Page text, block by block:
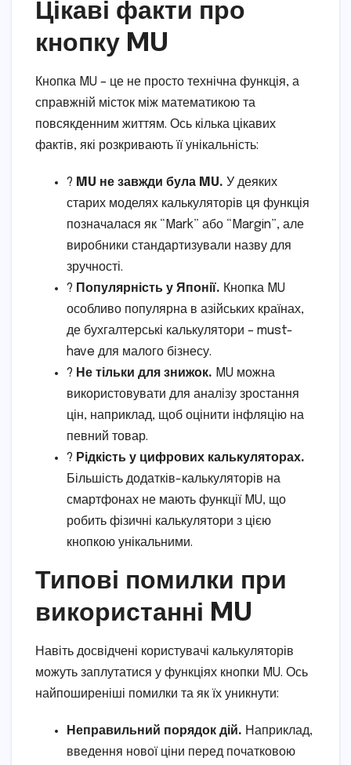
Цікаві факти про
кнопку MU
Кнопка MU – це не просто технічна функція, а
справжній місток між математикою та
повсякденним життям. Ось кілька цікавих
фактів, які розкривають її унікальність:
? MU не завжди була MU. У деяких
старих моделях калькуляторів ця функція
позначалася як “Mark” або “Margin”, але
виробники стандартизували назву для
зручності.
? Популярність у Японії. Кнопка MU
особливо популярна в азійських країнах,
де бухгалтерські калькулятори – must-
have для малого бізнесу.
? Не тільки для знижок. MU можна
використовувати для аналізу зростання
цін, наприклад, щоб оцінити інфляцію на
певний товар.
? Рідкість у цифрових калькуляторах.
Більшість додатків-калькуляторів на
смартфонах не мають функції MU, що
робить фізичні калькулятори з цією
кнопкою унікальними.
Типові помилки при
використанні MU
Навіть досвідчені користувачі калькуляторів
можуть заплутатися у функціях кнопки MU. Ось
найпоширеніші помилки та як їх уникнути:
Неправильний порядок дій. Наприклад,
введення нової ціни перед початковою